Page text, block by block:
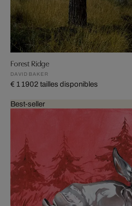
Forest Ridge
DAVID BAKER
€ 1 1902 tailles disponibles
Best-seller